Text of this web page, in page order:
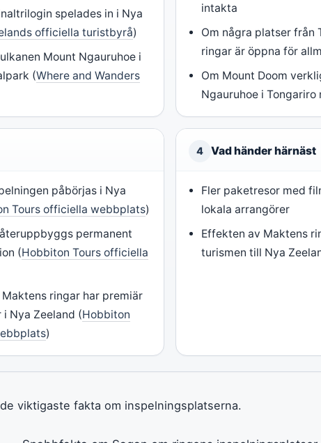
spelades in i Nya
officiella turistbyrå)
Mount Ngauruhoe i
(Where and Wanders
intakta
Om några platser från
ringar är öppna för
Om Mount Doom
Ngauruhoe i Tongariro
påbörjas i Nya
Tours officiella webbplats)
permanent
(Hobbiton Tours officiella
Maktens ringar har premiär
Nya Zeeland (Hobbiton
)
4 Vad händer härnäst
Fler paketresor med
lokala arrangörer
Effekten av Maktens
turismen till Nya
viktigaste fakta om inspelningsplatserna.